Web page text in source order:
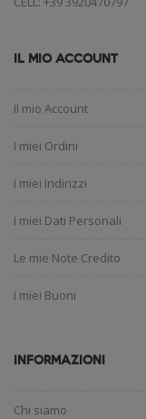
IL MIO ACCOUNT
Il mio Account
I miei Ordini
I miei Indirizzi
I miei Dati Personali
Le mie Note Credito
I miei Buoni
INFORMAZIONI
Chi siamo